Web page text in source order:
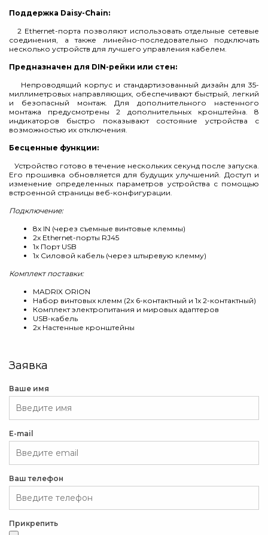
Поддержка Daisy-Chain:
2 Ethernet-порта позволяют использовать отдельные сетевые
соединения, а также линейно-последовательно подключать
несколько устройств для лучшего управления кабелем.
Предназначен для DIN-рейки или стен:
Непроводящий корпус и стандартизованный дизайн для 35-
миллиметровых направляющих, обеспечивают быстрый, легкий
и безопасный монтаж. Для дополнительного настенного
монтажа предусмотрены 2 дополнительных кронштейна. 8
индикаторов быстро показывают состояние устройства с
возможностью их отключения.
Бесценные функции:
Устройство готово в течение нескольких секунд после запуска.
Его прошивка обновляется для будущих улучшений. Доступ и
изменение определенных параметров устройства с помощью
встроенной страницы веб-конфигурации.
Подключение:
8x IN (через съемные винтовые клеммы)
2x Ethernet-порты RJ45
1x Порт USB
1x Силовой кабель (через штыревую клемму)
Комплект поставки:
MADRIX ORION
Набор винтовых клемм (2x 6-контактный и 1x 2-контактный)
Комплект электропитания и мировых адаптеров
USB-кабель
2x Настенные кронштейны
Заявка
Ваше имя
E-mail
Ваш телефон
Прикрепить